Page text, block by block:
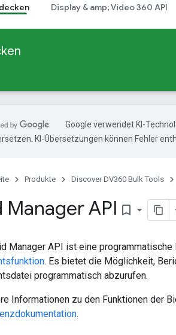
Display & amp; Video 360 API
Google verwendet KI-
KI-Übersetzungen können Fehler
Produkte Discover DV360 Bulk Tools
Manager API bookmark_border
Manager API ist eine
. Es bietet die Möglichkeit,
programmatisch abzurufen.
Informationen zu den Funktionen der
.